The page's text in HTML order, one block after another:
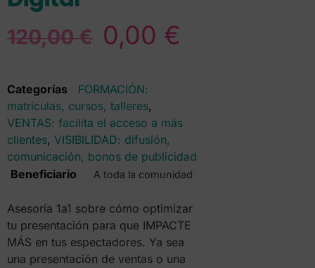
120,00€ 0,00 €
Categorías
FORMACIÓN:
matrículas, cursos, talleres,
VENTAS: facilita el acceso a más
clientes, VISIBILIDAD: difusión,
comunicación, bonos de publicidad
Beneficiario
A toda la comunidad
Asesoría 1a1 sobre cómo optimizar
tu presentación para que IMPACTE
MÁS en tus espectadores. Ya sea
una presentación de ventas o una